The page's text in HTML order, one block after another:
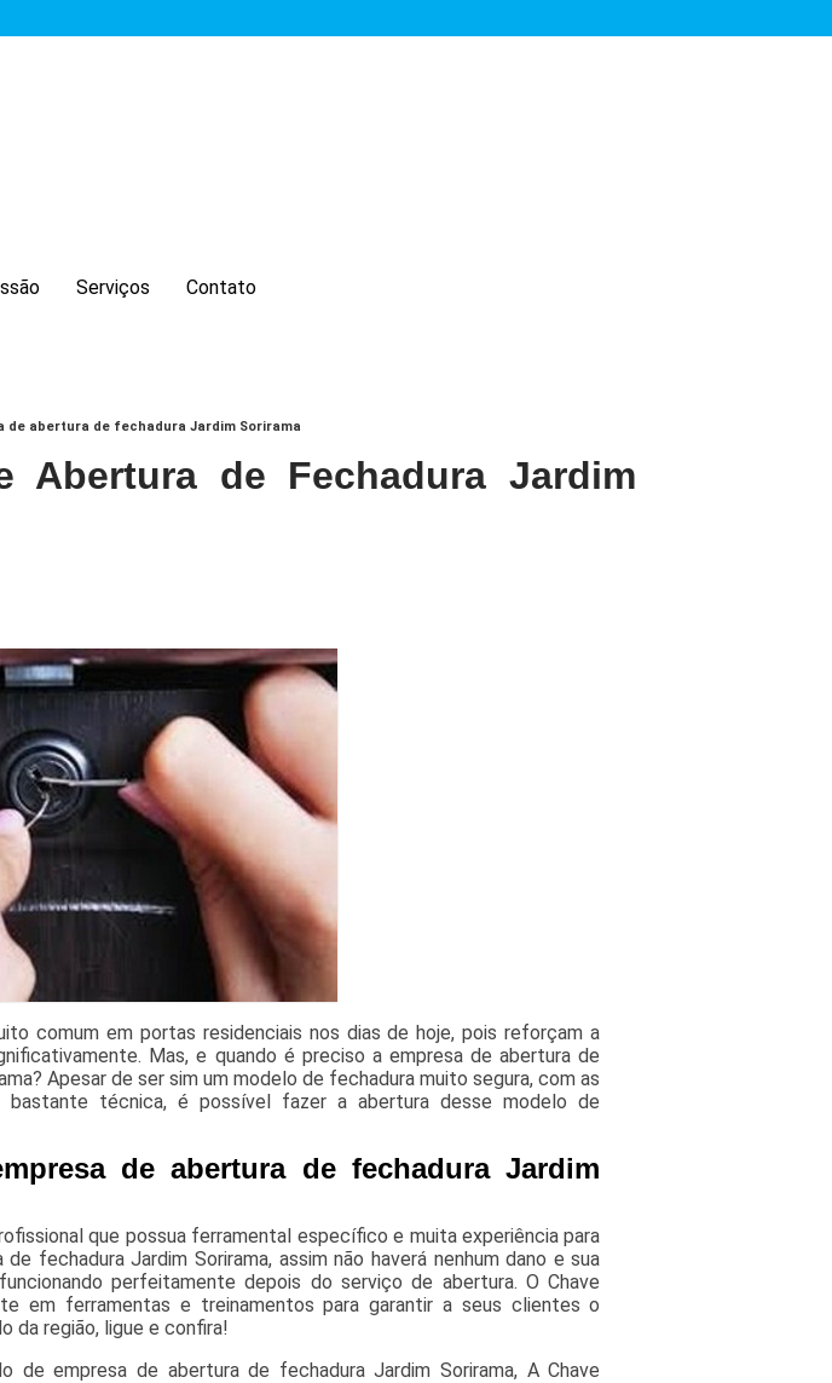
Serviços Contato
de abertura de fechadura Jardim Sorirama
Abertura de Fechadura Jardim
comum em portas residenciais nos dias de hoje, pois reforçam a
Mas, e quando é preciso a empresa de abertura de
Apesar de ser sim um modelo de fechadura muito segura, com as
bastante técnica, é possível fazer a abertura desse modelo de
de abertura de fechadura Jardim
que possua ferramental específico e muita experiência para
fechadura Jardim Sorirama, assim não haverá nenhum dano e sua
perfeitamente depois do serviço de abertura. O Chave
em ferramentas e treinamentos para garantir a seus clientes o
da região, ligue e confira!
de empresa de abertura de fechadura Jardim Sorirama, A Chave